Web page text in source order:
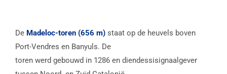
De Madeloc-toren (656 m)staat op de heuvels boven
Port-Vendres en Banyuls. De
toren werd gebouwd in 1286 en diendessisignaalgever